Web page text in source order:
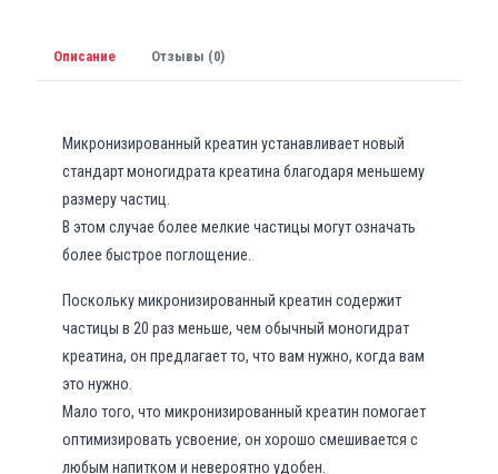
Описание Отзывы (0)
Микронизированный креатин устанавливает новый
стандарт моногидрата креатина благодаря меньшему
размеру частиц.
В этом случае более мелкие частицы могут означать
более быстрое поглощение.
Поскольку микронизированный креатин содержит
частицы в 20 раз меньше, чем обычный моногидрат
креатина, он предлагает то, что вам нужно, когда вам
это нужно.
Мало того, что микронизированный креатин помогает
оптимизировать усвоение, он хорошо смешивается с
любым напитком и невероятно удобен.